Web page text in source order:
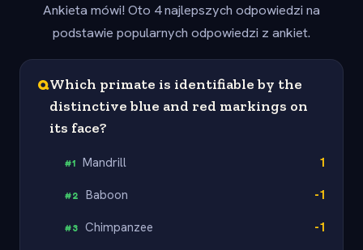
Ankieta mówi! Oto 4 najlepszych odpowiedzi na
podstawie popularnych odpowiedzi z ankiet.
QWhich primate is identifiable by the
distinctive blue and red markings on
its face?
#1 Mandrill 1
#2 Baboon -1
#3 Chimpanzee -1